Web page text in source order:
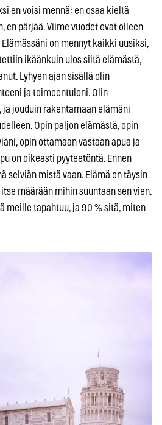
en voisi mennä: en osaa kieltä
en pärjää. Viime vuodet ovat olleen
on mennyt kaikki uusiksi,
ikäänkuin ulos siitä elämästä,
Lyhyen ajan sisällä olin
ja toimeentuloni. Olin
jouduin rakentamaan elämäni
Opin paljon elämästä, opin
opin ottamaan vastaan apua ja
on oikeasti pyyteetöntä. Ennen
selviän mistä vaan. Elämä on täysin
määrään mihin suuntaan sen vien.
meille tapahtuu, ja 90 % sitä, miten